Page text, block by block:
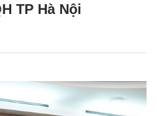
TP Hà Nội